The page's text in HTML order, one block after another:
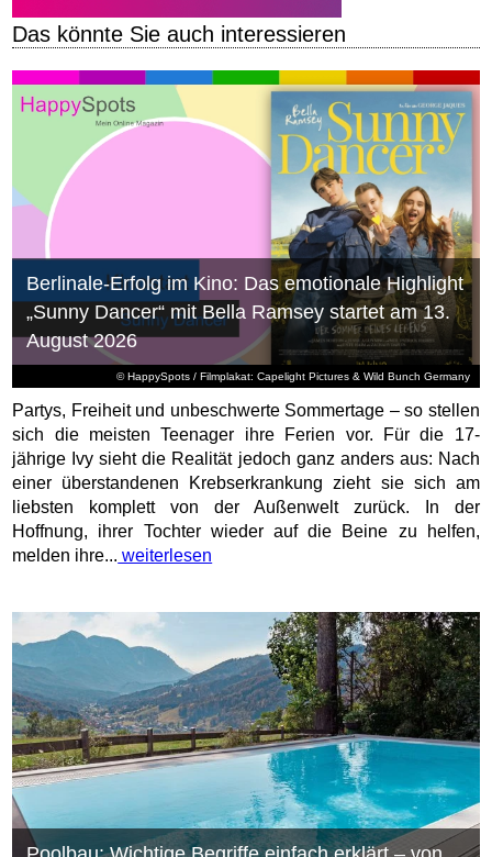
Das könnte Sie auch interessieren
© HappySpots / Filmplakat: Capelight Pictures & Wild Bunch Germany
Berlinale-Erfolg im Kino: Das emotionale Highlight
„Sunny Dancer“ mit Bella Ramsey startet am 13.
August 2026
Partys, Freiheit und unbeschwerte Sommertage – so stellen
sich die meisten Teenager ihre Ferien vor. Für die 17-
jährige Ivy sieht die Realität jedoch ganz anders aus: Nach
einer überstandenen Krebserkrankung zieht sie sich am
liebsten komplett von der Außenwelt zurück. In der
Hoffnung, ihrer Tochter wieder auf die Beine zu helfen,
melden ihre... weiterlesen